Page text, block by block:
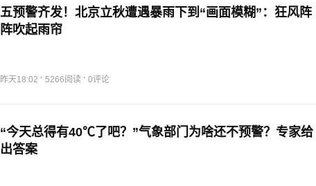
五预警齐发！北京立秋遭遇暴雨下到“画面模糊”：狂风阵
阵吹起雨帘
昨天18:02 · 5266阅读 · 0评论
“今天总得有40℃了吧？”气象部门为啥还不预警？专家给
出答案